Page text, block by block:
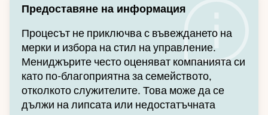
Предоставяне на информация
Процесът не приключва с въвеждането на
мерки и избора на стил на управление.
Мениджърите често оценяват компанията си
като по-благоприятна за семейството,
отколкото служителите. Това може да се
дължи на липсата или недостатъчната